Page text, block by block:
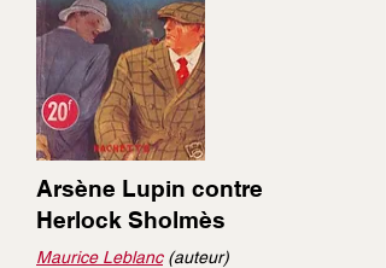
Arsène Lupin contre
Herlock Sholmès
Maurice Leblanc(auteur)